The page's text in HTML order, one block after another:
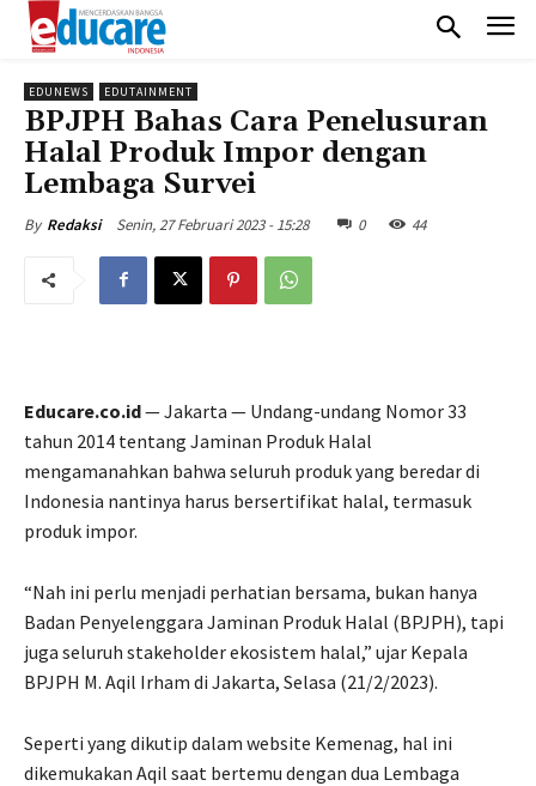
EDUNEWS EDUTAINMENT
BPJPH Bahas Cara Penelusuran
Halal Produk Impor dengan
Lembaga Survei
By Redaksi Senin, 27 Februari 2023 - 15:28 0 44
Educare.co.id— Jakarta — Undang-undang Nomor 33
tahun 2014 tentang Jaminan Produk Halal
mengamanahkan bahwa seluruh produk yang beredar di
Indonesia nantinya harus bersertifikat halal, termasuk
produk impor.
“Nah ini perlu menjadi perhatian bersama, bukan hanya
Badan Penyelenggara Jaminan Produk Halal (BPJPH), tapi
juga seluruh stakeholder ekosistem halal,” ujar Kepala
BPJPH M. Aqil Irham di Jakarta, Selasa (21/2/2023).
Seperti yang dikutip dalam website Kemenag, hal ini
dikemukakan Aqil saat bertemu dengan dua Lembaga